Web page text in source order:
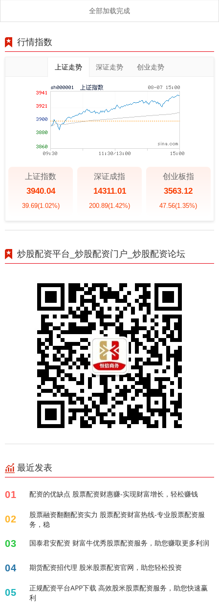
全部加载完成
行情指数
上证走势 深证走势 创业走势
上证指数
3940.04
39.69(1.02%)
深证成指
14311.01
200.89(1.42%)
创业板指
3563.12
47.56(1.35%)
炒股配资平台_炒股配资门户_炒股配资论坛
最近发表
01 配资的优缺点 股票配资财惠赚-实现财富增长，轻松赚钱
02
股票融资翻翻配资实力 股票配资财富热线-专业股票配资服
务，稳
03 国泰君安配资 财富牛优秀股票配资服务，助您赚取更多利润
04 期货配资招代理 股米股票配资官网，助您轻松投资
05
正规配资平台APP下载 高效股米股票配资服务，助您快速赢
利